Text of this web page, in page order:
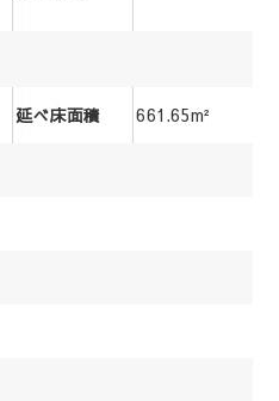
延べ床面積 661.65m²